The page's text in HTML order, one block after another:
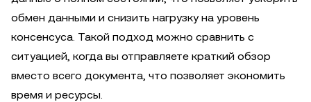
обмен данными и снизить нагрузку на уровень
консенсуса. Такой подход можно сравнить с
ситуацией, когда вы отправляете краткий обзор
вместо всего документа, что позволяет экономить
время и ресурсы.